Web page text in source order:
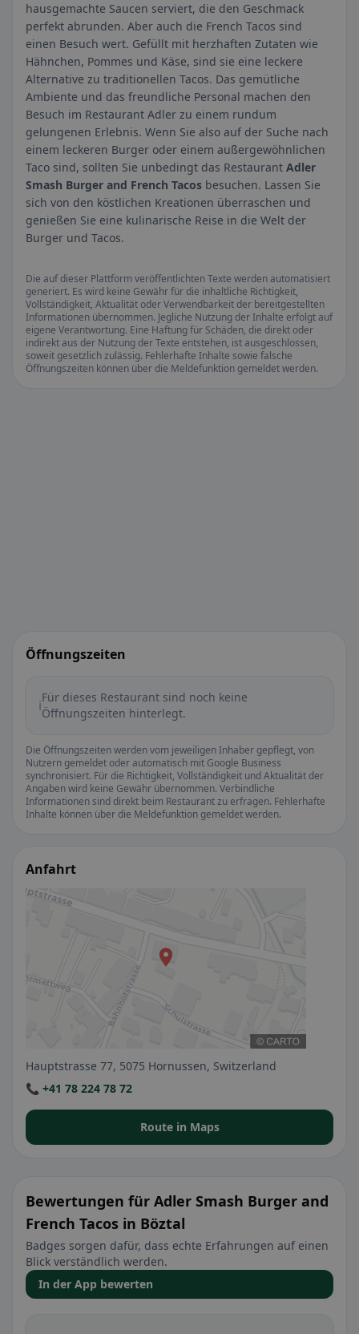
hausgemachte Saucen serviert, die den Geschmack
perfekt abrunden. Aber auch die French Tacos sind
einen Besuch wert. Gefüllt mit herzhaften Zutaten wie
Hähnchen, Pommes und Käse, sind sie eine leckere
Alternative zu traditionellen Tacos. Das gemütliche
Ambiente und das freundliche Personal machen den
Besuch im Restaurant Adler zu einem rundum
gelungenen Erlebnis. Wenn Sie also auf der Suche nach
einem leckeren Burger oder einem außergewöhnlichen
Taco sind, sollten Sie unbedingt das Restaurant Adler
Smash Burger and French Tacos besuchen. Lassen Sie
sich von den köstlichen Kreationen überraschen und
genießen Sie eine kulinarische Reise in die Welt der
Burger und Tacos.
Die auf dieser Plattform veröffentlichten Texte werden automatisiert
generiert. Es wird keine Gewähr für die inhaltliche Richtigkeit,
Vollständigkeit, Aktualität oder Verwendbarkeit der bereitgestellten
Informationen übernommen. Jegliche Nutzung der Inhalte erfolgt auf
eigene Verantwortung. Eine Haftung für Schäden, die direkt oder
indirekt aus der Nutzung der Texte entstehen, ist ausgeschlossen,
soweit gesetzlich zulässig. Fehlerhafte Inhalte sowie falsche
Öffnungszeiten können über die Meldefunktion gemeldet werden.
Öffnungszeiten
ℹ️Für dieses Restaurant sind noch keine
Öffnungszeiten hinterlegt.
Die Öffnungszeiten werden vom jeweiligen Inhaber gepflegt, von
Nutzern gemeldet oder automatisch mit Google Business
synchronisiert. Für die Richtigkeit, Vollständigkeit und Aktualität der
Angaben wird keine Gewähr übernommen. Verbindliche
Informationen sind direkt beim Restaurant zu erfragen. Fehlerhafte
Inhalte können über die Meldefunktion gemeldet werden.
Anfahrt
Hauptstrasse 77, 5075 Hornussen, Switzerland
📞 +41 78 224 78 72
Route in Maps
Bewertungen für Adler Smash Burger and
French Tacos in Böztal
Badges sorgen dafür, dass echte Erfahrungen auf einen
Blick verständlich werden.
In der App bewerten